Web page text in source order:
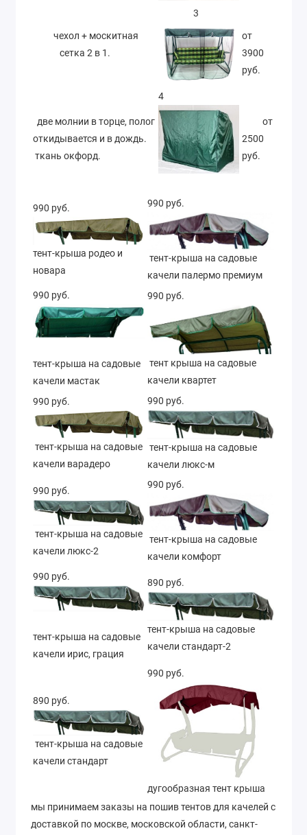
чехол + москитная
сетка 2 в 1.
3
от
3900
руб.
две молнии в торце, полог
откидывается и в дождь.
ткань окфорд.
4
от
2500
руб.
990 руб.
тент-крыша родео и
новара
990 руб.
тент-крыша на садовые
качели палермо премиум
990 руб.
тент-крыша на садовые
качели мастак
990 руб.
тент крыша на садовые
качели квартет
990 руб.
тент-крыша на садовые
качели варадеро
990 руб.
тент-крыша на садовые
качели люкс-м
990 руб.
тент-крыша на садовые
качели люкс-2
990 руб.
тент-крыша на садовые
качели комфорт
990 руб.
тент-крыша на садовые
качели ирис, грация
890 руб.
тент-крыша на садовые
качели стандарт-2
890 руб.
тент-крыша на садовые
качели стандарт
990 руб.
дугообразная тент крыша
мы принимаем заказы на пошив тентов для качелей с
доставкой по москве, московской области, санкт-